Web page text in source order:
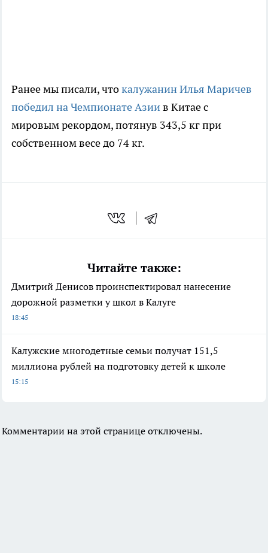
Ранее мы писали, чтокалужанин Илья Маричев
победил на Чемпионате Азиив Китае с
мировым рекордом, потянув 343,5 кг при
собственном весе до 74 кг.
Читайте также:
Дмитрий Денисов проинспектировал нанесение
дорожной разметки у школ в Калуге
18:45
Калужские многодетные семьи получат 151,5
миллиона рублей на подготовку детей к школе
15:15
Комментарии на этой странице отключены.